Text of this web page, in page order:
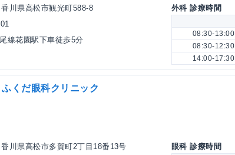
川県高松市観光町588-8
線花園駅下車徒歩5分
外科 診療時間
08:30-13:00
08:30-12:30
14:00-17:30
ふくだ眼科クリニック
川県高松市多賀町2丁目18番13号
眼科 診療時間